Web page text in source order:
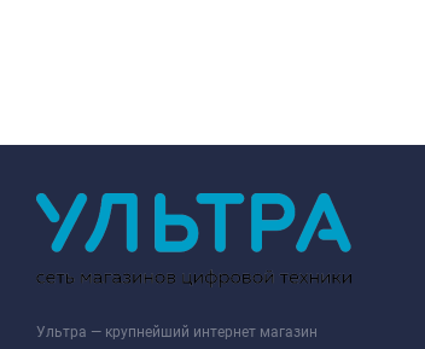
Ультра — крупнейший интернет магазин